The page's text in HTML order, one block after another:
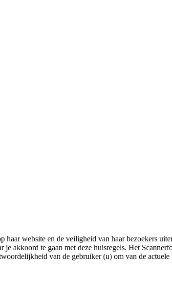
website en de veiligheid van haar bezoekers
akkoord te gaan met deze huisregels. Het
van de gebruiker (u) om van de actuele